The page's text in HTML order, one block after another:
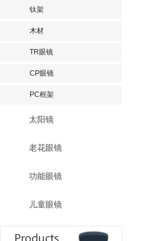
钛架
木材
TR眼镜
CP眼镜
PC框架
太阳镜
老花眼镜
功能眼镜
儿童眼镜